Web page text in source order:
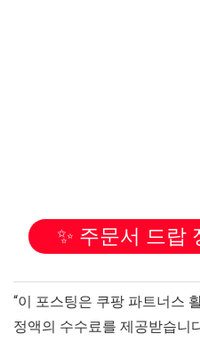
✨ 주문서 드랍
“이 포스팅은 쿠팡 파트너스
정액의 수수료를 제공받습니